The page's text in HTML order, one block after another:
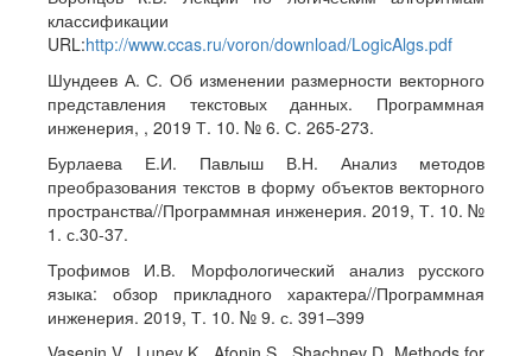
классификации
URL:http://www.ccas.ru/voron/download/LogicAlgs.pdf
Шундеев А. С. Об изменении размерности векторного
представления текстовых данных. Программная
инженерия, , 2019 Т. 10. № 6. С. 265-273.
Бурлаева Е.И. Павлыш В.Н. Анализ методов
преобразования текстов в форму объектов векторного
пространства//Программная инженерия. 2019, Т. 10. №
1. с.30-37.
Трофимов И.В. Морфологический анализ русского
языка: обзор прикладного характера//Программная
инженерия. 2019, Т. 10. № 9. с. 391–399